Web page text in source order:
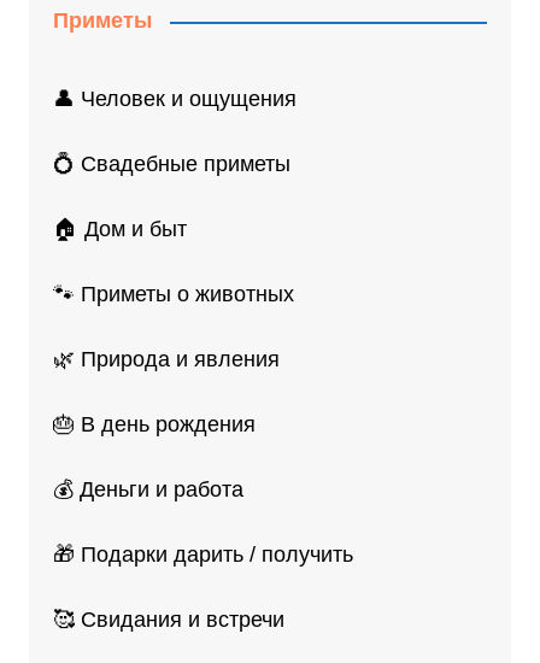
Приметы
👤 Человек и ощущения
💍 Свадебные приметы
🏠 Дом и быт
🐾 Приметы о животных
🌿 Природа и явления
🎂 В день рождения
💰 Деньги и работа
🎁 Подарки дарить / получить
🥰 Свидания и встречи